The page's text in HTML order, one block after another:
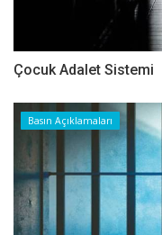
Çocuk Adalet Sistemi
Basın Açıklamaları